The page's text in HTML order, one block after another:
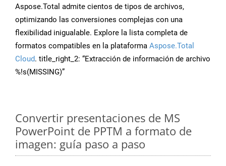
Aspose.Total admite cientos de tipos de archivos,
optimizando las conversiones complejas con una
flexibilidad inigualable. Explore la lista completa de
formatos compatibles en la plataforma Aspose.Total
Cloud. title_right_2: “Extracción de información de archivo
%!s(MISSING)”
Convertir presentaciones de MS
PowerPoint de PPTM a formato de
imagen: guía paso a paso